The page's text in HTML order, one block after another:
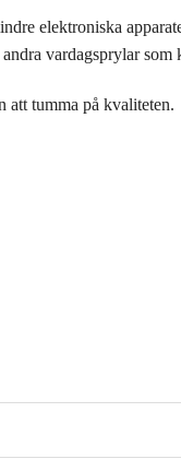
elektroniska
vardagsprylar
att tumma på kvaliteten.